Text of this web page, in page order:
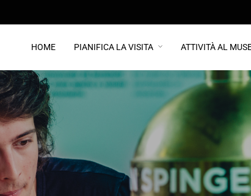
HOME PIANIFICA LA VISITA ATTIVITÀ AL